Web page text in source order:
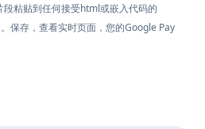
粘贴到任何接受html或嵌入代码的
保存，查看实时页面，您的Google Pay